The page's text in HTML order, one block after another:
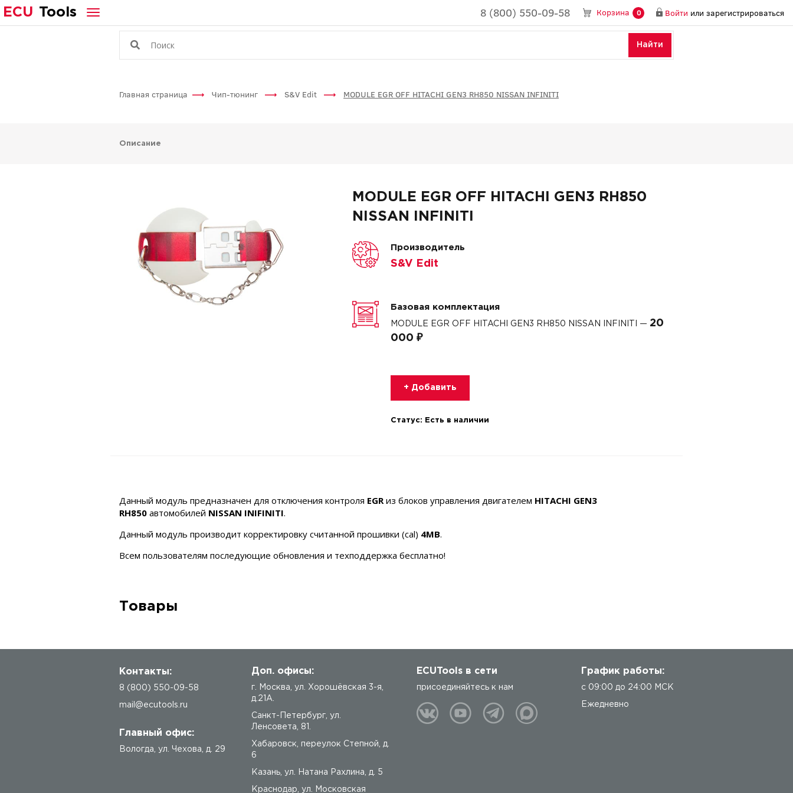
ECU Tools 8 (800) 550-09-58 Корзина 0 Войти или зарегистрироваться
Найти
Главная страница Чип-тюнинг S&V Edit MODULE EGR OFF HITACHI GEN3 RH850 NISSAN INFINITI
Описание
MODULE EGR OFF HITACHI GEN3 RH850
NISSAN INFINITI
Производитель
S&V Edit
Базовая комплектация
MODULE EGR OFF HITACHI GEN3 RH850 NISSAN INFINITI — 20
000 ₽
+ Добавить
Статус: Есть в наличии
Данный модуль предназначен для отключения контроля EGRиз блоков управления двигателем HITACHI GEN3
RH850 автомобилей NISSAN INIFINITI.
Данный модуль производит корректировку считанной прошивки (cal) 4MB.
Всем пользователям последующие обновления и техподдержка бесплатно!
Товары
Контакты:
8 (800) 550-09-58
mail@ecutools.ru
Главный офис:
Вологда ул. Чехова, д. 29
Доп. офисы:
г. Москва, ул. Хорошёвская 3-я,
д.21А.
Санкт-Петербург, ул.
Ленсовета, 81.
Хабаровск, переулок Степной, д.
6
Казань, ул. Натана Рахлина, д. 5
Краснодар, ул. Московская
ECUTools в сети
присоединяйтесь к нам
График работы:
с 09:00 до 24:00 МСК
Ежедневно